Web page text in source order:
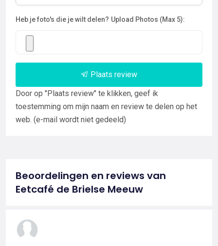
Heb je foto's die je wilt delen? Upload Photos (Max 5):
Plaats review
Door op "Plaats review" te klikken, geef ik
toestemming om mijn naam en review te delen op het
web. (e-mail wordt niet gedeeld)
Beoordelingen en reviews van
Eetcafé de Brielse Meeuw